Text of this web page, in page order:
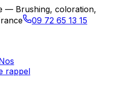
— Brushing, coloration,
09 72 65 13 15
rappel